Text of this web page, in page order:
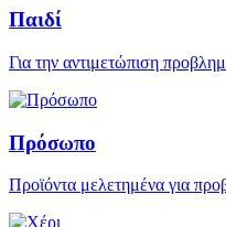
Παιδί
Για την αντιμετώπιση
Πρόσωπο
Προϊόντα μελετημένα για